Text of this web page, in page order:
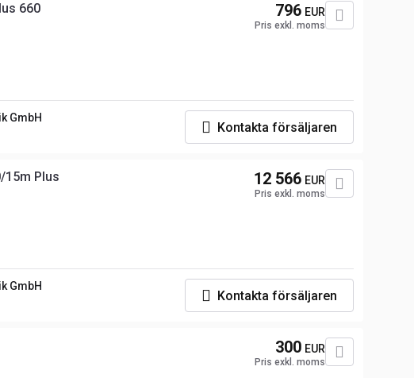
660 796 EUR
Pris exkl. moms
GmbH
Kontakta försäljaren
15m Plus 12 566 EUR
Pris exkl. moms
GmbH
Kontakta försäljaren
300 EUR
Pris exkl. moms